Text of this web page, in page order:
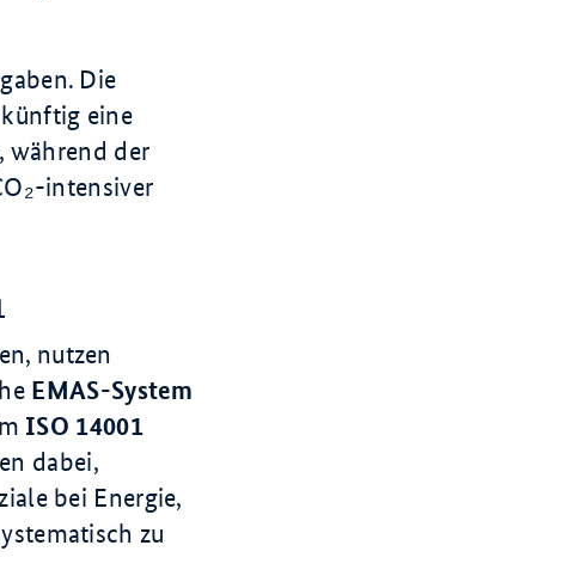
Die
eine
während der
intensiver
nutzen
EMAS-System
ISO 14001
dabei,
bei Energie,
zu